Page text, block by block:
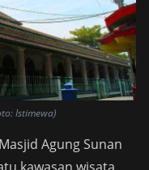
Istimewa)
Agung Sunan